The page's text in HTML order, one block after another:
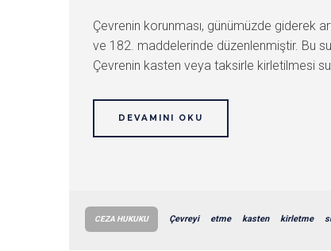
Çevrenin korunması, günümüzde giderek
ve 182. maddelerinde düzenlenmiştir. Bu
Çevrenin kasten veya taksirle kirletilmesi
DEVAMINI OKU
CEZA HUKUKU Çevreyi etme kasten kirletme